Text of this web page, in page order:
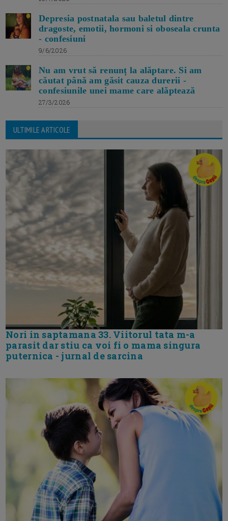
Depresia postnatala sau baletul dintre
dragoste, emotii, hormoni si oboseala crunta
- confesiuni
9/6/2026
Nu am vrut să renunț la alăptare. Si am
căutat până am găsit cauza durerii -
confesiunile unei mame care alăptează
27/3/2026
ULTIMILE ARTICOLE
Nori in saptamana 33. Viitorul tata m-a
parasit dar stiu ca voi fi o mama singura
puternica - jurnal de sarcina